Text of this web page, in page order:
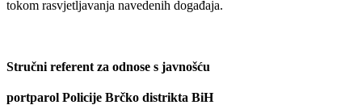
tokom rasvjetljavanja navedenih događaja.
Stručni referent za odnose s javnošću
portparol Policije Brčko distrikta BiH